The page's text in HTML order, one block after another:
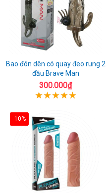
Bao đôn dên có quay đeo rung 2
đầu Brave Man
300.000₫
-10%